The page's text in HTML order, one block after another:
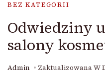
BEZ KATEGORII
Odwiedziny
salony
Admin Zaktualizowana W